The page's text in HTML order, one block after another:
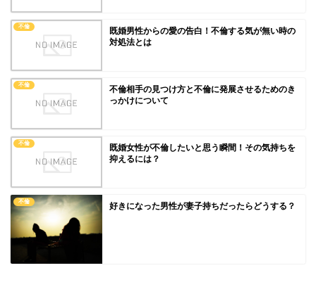
不倫
既婚男性からの愛の告白！不倫する気が無い時の
対処法とは
不倫
不倫相手の見つけ方と不倫に発展させるためのき
っかけについて
不倫
既婚女性が不倫したいと思う瞬間！その気持ちを
抑えるには？
不倫 好きになった男性が妻子持ちだったらどうする？